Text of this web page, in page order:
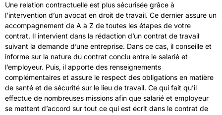
Une relation contractuelle est plus sécurisée grâce à
l’intervention d’un avocat en droit de travail. Ce dernier assure un
accompagnement de A à Z de toutes les étapes de votre
contrat. Il intervient dans la rédaction d’un contrat de travail
suivant la demande d’une entreprise. Dans ce cas, il conseille et
informe sur la nature du contrat conclu entre le salarié et
l’employeur. Puis, il apporte des renseignements
complémentaires et assure le respect des obligations en matière
de santé et de sécurité sur le lieu de travail. Ce qui fait qu’il
effectue de nombreuses missions afin que salarié et employeur
se mettent d’accord sur tout ce qui est écrit dans le contrat de